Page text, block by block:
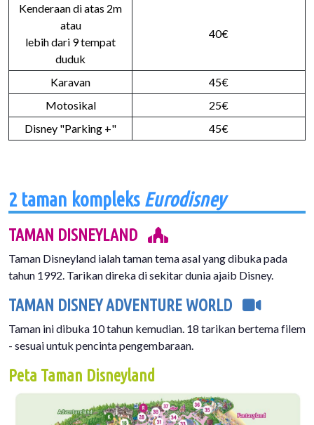
Kenderaan di atas 2m
atau
lebih dari 9 tempat
duduk
40€
Karavan
45€
Motosikal
25€
Disney "Parking +"
45€
2 taman kompleks Eurodisney
TAMAN DISNEYLAND
Taman Disneyland ialah taman tema asal yang dibuka pada
tahun 1992. Tarikan direka di sekitar dunia ajaib Disney.
TAMAN DISNEY ADVENTURE WORLD
Taman ini dibuka 10 tahun kemudian. 18 tarikan bertema filem
- sesuai untuk pencinta pengembaraan.
Peta Taman Disneyland